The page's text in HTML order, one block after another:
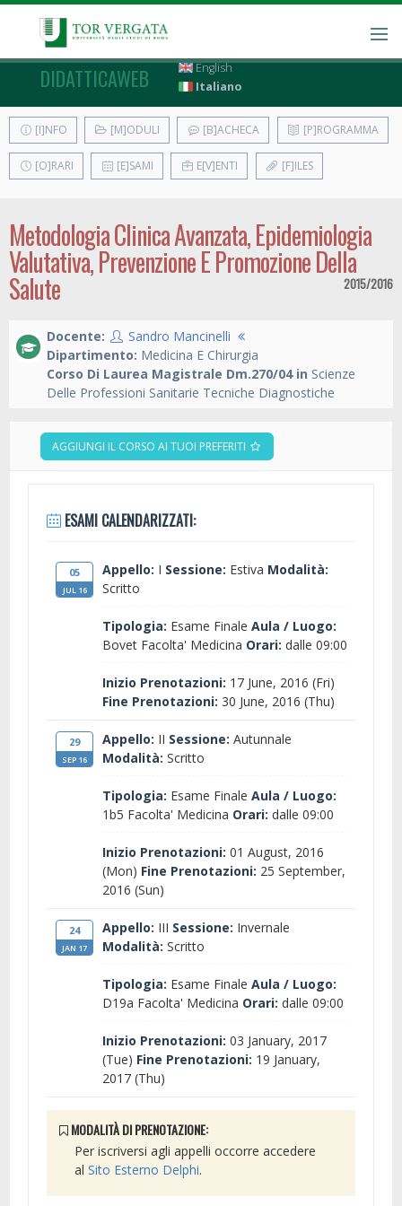
DIDATTICAWEB
English
Italiano
[I]NFO [M]ODULI [B]ACHECA [P]ROGRAMMA
[O]RARI [E]SAMI E[V]ENTI [F]ILES
Metodologia Clinica Avanzata, Epidemiologia
Valutativa, Prevenzione E Promozione Della
Salute 2015/2016
Docente:
Sandro Mancinelli
Dipartimento: Medicina E Chirurgia
Corso Di Laurea Magistrale Dm.270/04 in Scienze
Delle Professioni Sanitarie Tecniche Diagnostiche
AGGIUNGI IL CORSO AI TUOI PREFERITI
ESAMI CALENDARIZZATI:
05
JUL 16
Appello: I Sessione: Estiva Modalità:
Scritto
Tipologia: Esame Finale Aula / Luogo:
Bovet Facolta' Medicina Orari: dalle 09:00
Inizio Prenotazioni: 17 June, 2016 (Fri)
Fine Prenotazioni: 30 June, 2016 (Thu)
29
SEP 16
Appello: II Sessione: Autunnale
Modalità: Scritto
Tipologia: Esame Finale Aula / Luogo:
1b5 Facolta' Medicina Orari: dalle 09:00
Inizio Prenotazioni: 01 August, 2016
(Mon) Fine Prenotazioni: 25 September,
2016 (Sun)
24
JAN 17
Appello: III Sessione: Invernale
Modalità: Scritto
Tipologia: Esame Finale Aula / Luogo:
D19a Facolta' Medicina Orari: dalle 09:00
Inizio Prenotazioni: 03 January, 2017
(Tue) Fine Prenotazioni: 19 January,
2017 (Thu)
MODALITÀ DI PRENOTAZIONE:
Per iscriversi agli appelli occorre accedere
al Sito Esterno Delphi.